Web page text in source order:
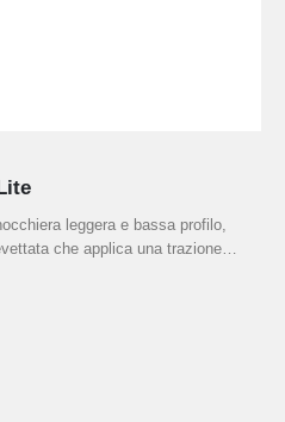
leggera e bassa profilo,
che applica una trazione
un sistema Dual Durometer a
da ancoraggi indipendenti e
offre stabilità in caso di